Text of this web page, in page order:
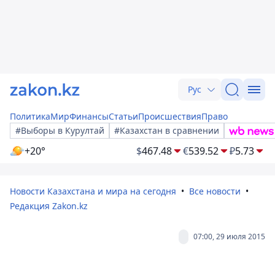
Рус
ПолитикаМирФинансыСтатьиПроисшествияПраво
#Выборы в Курултай
#Казахстан в сравнении
+20° $467.48 €539.52 ₽5.73
Новости Казахстана и мира на сегодня
Все новости
Редакция Zakon.kz
07:00, 29 июля 2015